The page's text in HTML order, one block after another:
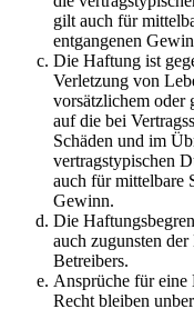
gilt auch für
entgangenen
Die Haftung ist
Verletzung von
vorsätzlichem oder
auf die bei
Schäden und im
vertragstypischen
auch für mittelbare
Gewinn.
Die
auch zugunsten
Betreibers.
Ansprüche für eine
Recht bleiben